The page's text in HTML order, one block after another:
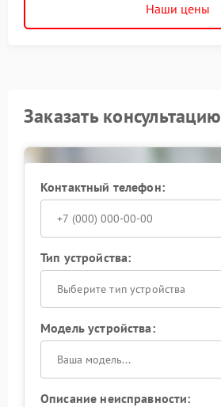
Наши цены
Заказать консультацию
Контактный телефон:
Тип устройства:
Выберите тип устройства
Модель устройства:
Описание неисправности: